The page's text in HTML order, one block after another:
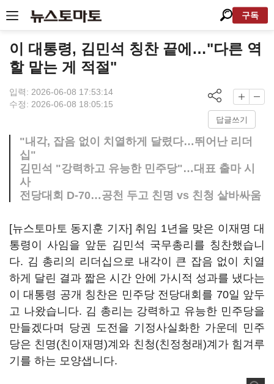
구독
이 대통령, 김민석 칭찬 끝에…"다른 역
할 맡는 게 적절"
입력: 2026-06-08 17:53:14
수정: 2026-06-08 18:05:15
답글쓰기
"내각, 잡음 없이 치열하게 달렸다…뛰어난 리더
십"
김민석 "강력하고 유능한 민주당"…대표 출마 시
사
전당대회 D-70…공천 두고 친명 vs 친청 샅바싸움
[뉴스토마토 동지훈 기자] 취임 1년을 맞은 이재명 대
통령이 사임을 앞둔 김민석 국무총리를 칭찬했습니
다. 김 총리의 리더십으로 내각이 큰 잡음 없이 치열
하게 달린 결과 짧은 시간 안에 가시적 성과를 냈다는
이 대통령 공개 칭찬은 민주당 전당대회를 70일 앞두
고 나왔습니다. 김 총리는 강력하고 유능한 민주당을
만들겠다며 당권 도전을 기정사실화한 가운데 민주
당은 친명(친이재명)계와 친청(친정청래)계가 힘겨루
기를 하는 모양샙니다.